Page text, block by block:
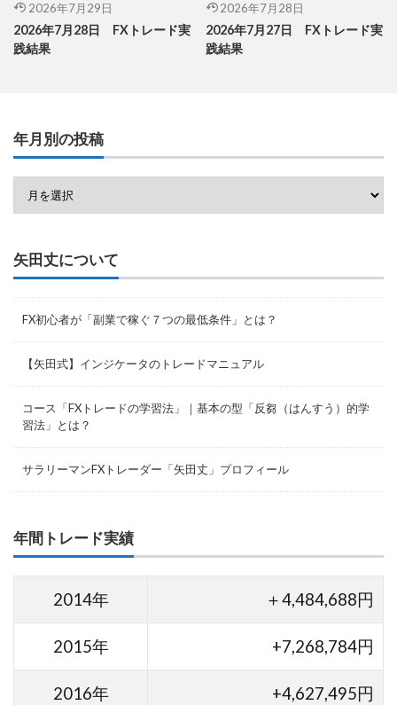
2026年7月29日
2026年7月28日 FXトレード実
践結果
2026年7月28日
2026年7月27日 FXトレード実
践結果
年月別の投稿
矢田丈について
FX初心者が「副業で稼ぐ７つの最低条件」とは？
【矢田式】インジケータのトレードマニュアル
コース「FXトレードの学習法」｜基本の型「反芻（はんすう）的学
習法」とは？
サラリーマンFXトレーダー「矢田丈」プロフィール
年間トレード実績
2014年 ＋4,484,688円
2015年 +7,268,784円
2016年 +4,627,495円